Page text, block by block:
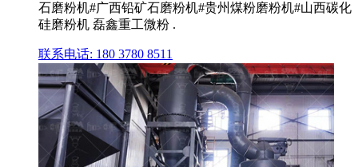
石磨粉机#广西铅矿石磨粉机#贵州煤粉磨粉机#山西碳化
硅磨粉机 磊鑫重工微粉 .
联系电话: 180 3780 8511